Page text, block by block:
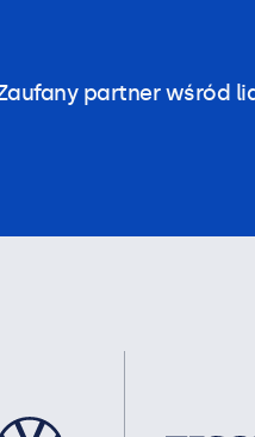
partner wśród